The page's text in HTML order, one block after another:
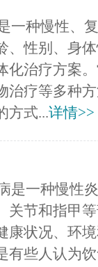
一种慢性、
、性别、身
化治疗方案
治疗等多种
方式...详情>>
是一种慢性
关节和指甲
康状况、环
有些人认为